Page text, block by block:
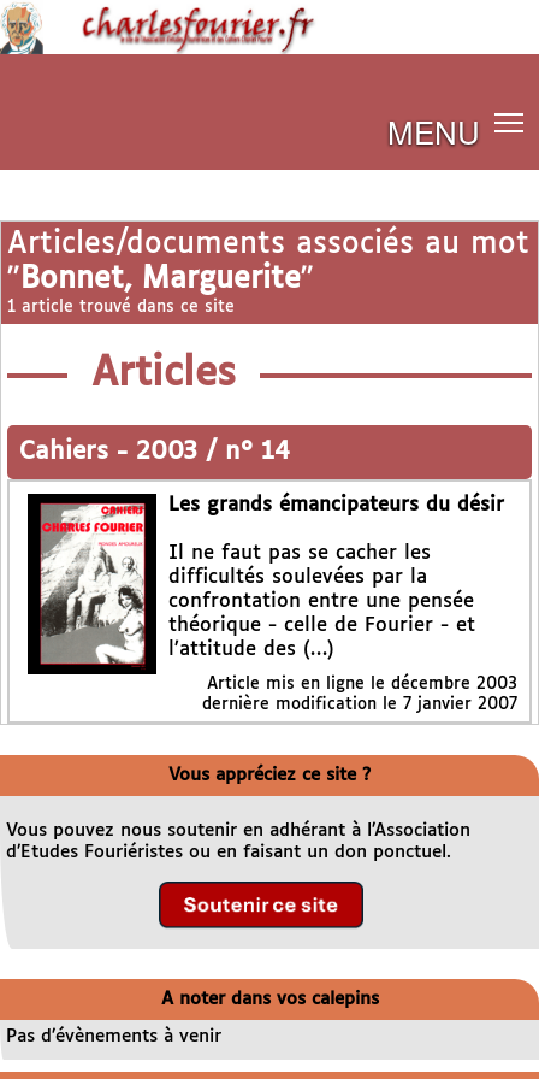
MENU
Articles/documents associés au mot
" Bonnet, Marguerite"
1 article trouvé dans ce site
Articles
Cahiers - 2003 / n° 14
Les grands émancipateurs du désir
Il ne faut pas se cacher les
difficultés soulevées par la
confrontation entre une pensée
théorique - celle de Fourier - et
l’attitude des (…)
Article mis en ligne le décembre 2003
dernière modification le 7 janvier 2007
Vous appréciez ce site ?
Vous pouvez nous soutenir en adhérant à l’Association
d’Etudes Fouriéristes ou en faisant un don ponctuel.
A noter dans vos calepins
Pas d’évènements à venir